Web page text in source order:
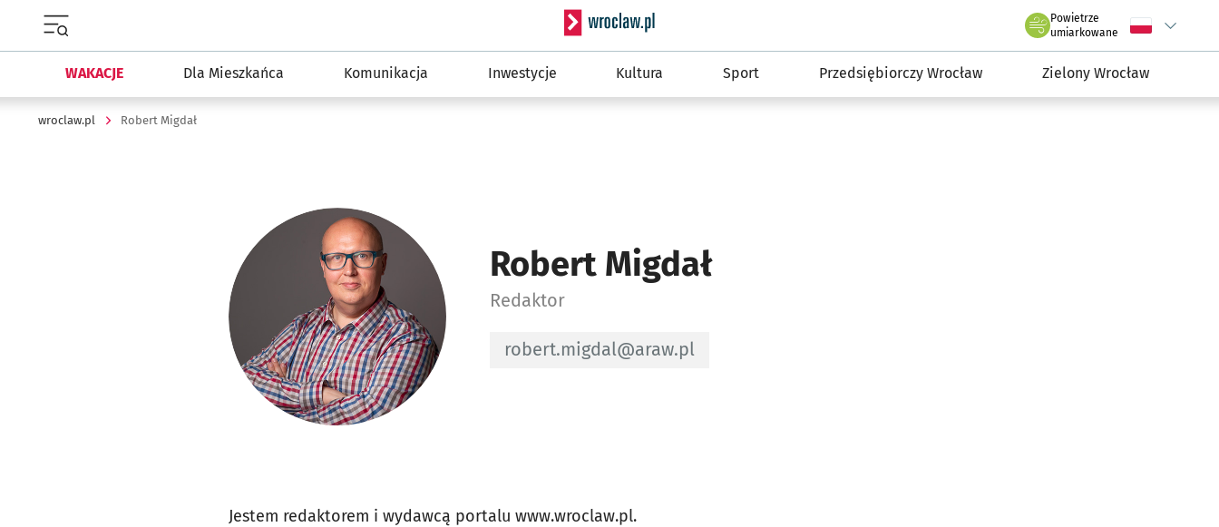
Serwis informacyjny wroclaw.pl
Powietrze
we Wrocławiu
umiarkowane Wybierz język
WAKACJE Dla Mieszkańca Komunikacja Inwestycje Kultura Sport Przedsiębiorczy Wrocław Zielony Wrocław
wroclaw.pl Robert Migdał
Robert Migdał
Redaktor
Adres e-mail do Redaktor - Robert Migdał:
robert.migdal@araw.pl
Jestem redaktorem i wydawcą portalu www.wroclaw.pl.